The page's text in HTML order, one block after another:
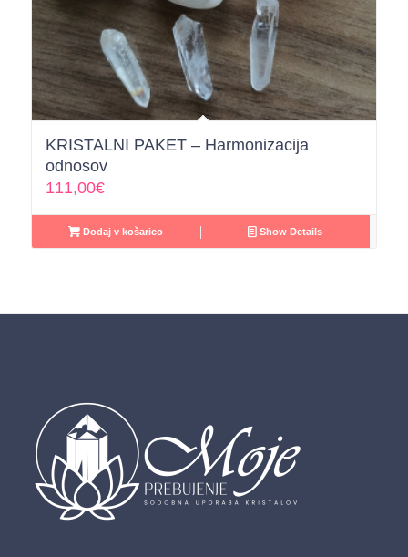
KRISTALNI PAKET – Harmonizacija
odnosov
111,00€
Dodaj v košarico Show Details